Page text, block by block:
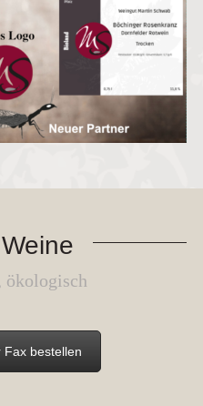
ökologisch
Fax bestellen